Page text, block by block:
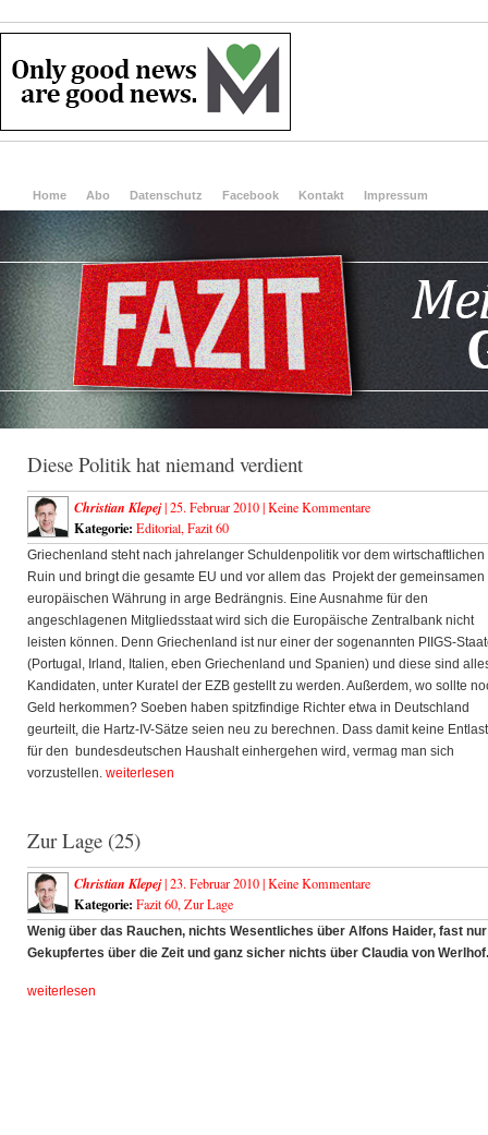
Home Abo Datenschutz Facebook Kontakt Impressum
Diese Politik hat niemand verdient
Christian Klepej| 25. Februar 2010 |Keine Kommentare
Kategorie: Editorial, Fazit 60
Griechenland steht nach jahrelanger Schuldenpolitik vor dem wirtschaftlichen
Ruin und bringt die gesamte EU und vor allem das Projekt der gemeinsamen
europäischen Währung in arge Bedrängnis. Eine Ausnahme für den
angeschlagenen Mitgliedsstaat wird sich die Europäische Zentralbank nicht
leisten können. Denn Griechenland ist nur einer der sogenannten PIIGS-
(Portugal, Irland, Italien, eben Griechenland und Spanien) und diese sind
Kandidaten, unter Kuratel der EZB gestellt zu werden. Außerdem, wo sollte
Geld herkommen? Soeben haben spitzfindige Richter etwa in Deutschland
geurteilt, die Hartz-IV-Sätze seien neu zu berechnen. Dass damit keine
für den bundesdeutschen Haushalt einhergehen wird, vermag man sich
vorzustellen. weiterlesen
Zur Lage (25)
Christian Klepej| 23. Februar 2010 |Keine Kommentare
Kategorie: Fazit 60, Zur Lage
Wenig über das Rauchen, nichts Wesentliches über Alfons Haider, fast nur
Gekupfertes über die Zeit und ganz sicher nichts über Claudia von Werlhof.
weiterlesen